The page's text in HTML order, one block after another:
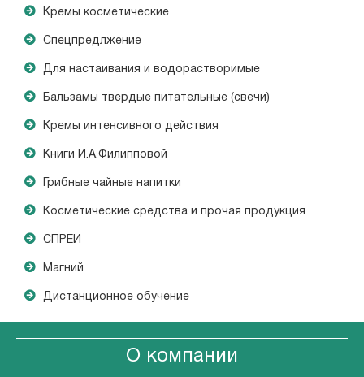
Кремы косметические
Спецпредлжение
Для настаивания и водорастворимые
Бальзамы твердые питательные (свечи)
Кремы интенсивного действия
Книги И.А.Филипповой
Грибные чайные напитки
Косметические средства и прочая продукция
СПРЕИ
Магний
Дистанционное обучение
О компании